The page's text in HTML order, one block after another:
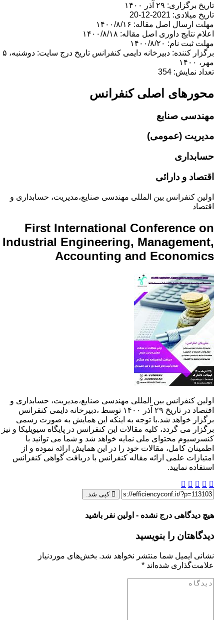
۲۹ آذر ۱۴۰۰
2021-12-20
اصل مقاله: ۱۴۰۰/۸/۱۶
داوری اصل مقاله: ۱۴۰۰/۸/۱۸
نام: ۱۴۰۰/۸/۲۰
برگزار کننده: دبیرخانه دایمی کنفرانس تاریخ درج سایت: دوشنبه، ۵
354
اصلی کنفرانس
صنایع
(عمومی)
و دارائی
کنفرانس بین المللی مهندسی صنایع،مدیریت، حسابداری و
First International
Industrial Engineering,
Accounting and
کنفرانس بین المللی مهندسی صنایع،مدیریت، حسابداری و
اقتصاد در تاریخ ۲۹ آذر ۱۴۰۰ توسط ،دبیرخانه دایمی کنفرانس
خواهد شد.با توجه به اینکه این همایش به صورت رسمی
می گردد، کلیه مقالات این کنفرانس در پایگاه سیویلیکا و نیز
محتوای ملی نمایه خواهد شد و شما می توانید با
کامل، مقالات خود را در این همایش ارائه نموده و از
علمی ارائه مقاله کنفرانس با دریافت گواهی کنفرانس
نمایید.
کپی شد.
درج نشده - اولین نفر باشید
را بنویسید
ایمیل شما منتشر نخواهد شد. بخش‌های موردنیاز
شده‌اند *